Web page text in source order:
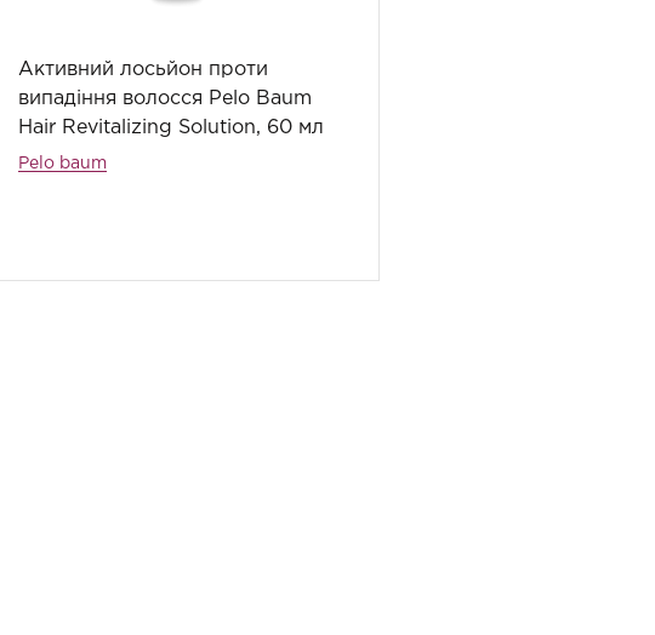
Активний лосьйон проти
випадіння волосся Pelo Baum
Hair Revitalizing Solution, 60 мл
Pelo baum